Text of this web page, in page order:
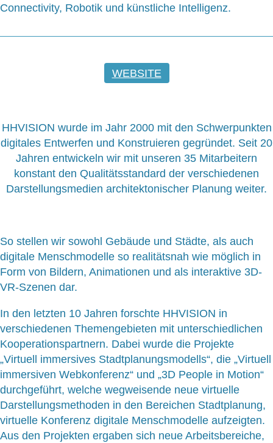
Connectivity, Robotik und künstliche Intelligenz.
WEBSITE
HHVISION wurde im Jahr 2000 mit den Schwerpunkten
digitales Entwerfen und Konstruieren gegründet. Seit 20
Jahren entwickeln wir mit unseren 35 Mitarbeitern
konstant den Qualitätsstandard der verschiedenen
Darstellungsmedien architektonischer Planung weiter.
So stellen wir sowohl Gebäude und Städte, als auch
digitale Menschmodelle so realitätsnah wie möglich in
Form von Bildern, Animationen und als interaktive 3D-
VR-Szenen dar.
In den letzten 10 Jahren forschte HHVISION in
verschiedenen Themengebieten mit unterschiedlichen
Kooperationspartnern. Dabei wurde die Projekte
„Virtuell immersives Stadtplanungsmodells“, die „Virtuell
immersiven Webkonferenz“ und „3D People in Motion“
durchgeführt, welche wegweisende neue virtuelle
Darstellungsmethoden in den Bereichen Stadtplanung,
virtuelle Konferenz digitale Menschmodelle aufzeigten.
Aus den Projekten ergaben sich neue Arbeitsbereiche,